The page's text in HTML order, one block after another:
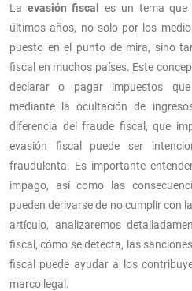
La evasión fiscal es un tema que
últimos años, no solo por los
puesto en el punto de mira, sino
fiscal en muchos países. Este
declarar o pagar impuestos
mediante la ocultación de
diferencia del fraude fiscal, que
evasión fiscal puede ser
fraudulenta. Es importante
impago, así como las
pueden derivarse de no cumplir con
artículo, analizaremos
fiscal, cómo se detecta, las
fiscal puede ayudar a los
marco legal.